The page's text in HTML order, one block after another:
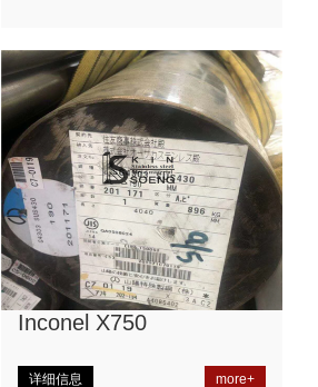
Inconel X750
详细信息 more+